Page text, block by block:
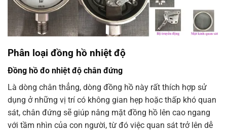
Phân loại đồng hồ nhiệt độ
Đồng hồ đo nhiệt độ chân đứng
Là dòng chân thẳng, dòng đồng hồ này rất thích hợp sử
dụng ở những vị trí có không gian hẹp hoặc thấp khó quan
sát, chân đứng sẽ giúp nâng mặt đồng hồ lên cao ngang
với tầm nhìn của con người, từ đó việc quan sát trở lên dễ